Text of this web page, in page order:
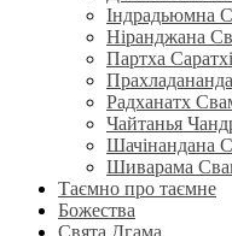
Індрадьюмна
Ніранджана
Партха
Радханатх
Чайтанья
Шачінандана
Шиварама
Таємно про таємне
Божества